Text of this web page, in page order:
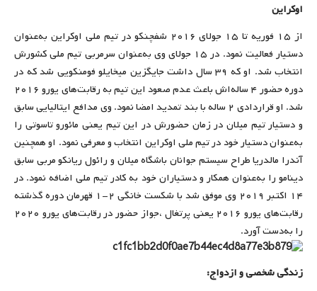
اوکراین
از ۱۵ فوریه تا ۱۵ جولای ۲۰۱۶ شفچنکو در تیم ملی اوکراین به‌عنوان
دستیار فعالیت نمود. در ۱۵ جولای وی به‌عنوان سرمربی تیم ملی کشورش
انتخاب شد. او که ۳۹ سال داشت جایگزین میخایلو فومنکویی شد که در
دوره حضور ۴ ساله‌اش باعث عدم صعود این تیم به رقابت‌های یورو ۲۰۱۶
شد. او قراردادی ۲ ساله با بند تمدید امضا نمود. وی مدافع ایتالیایی سابق
و دستیار تیم میلان در زمان حضورش در این تیم یعنی مائورو تاسوتی را
به‌عنوان دستیار خود در تیم ملی اوکراین انتخاب و معرفی نمود. او همچنین
آندرا مالدریا طراح سیستم جوانان باشگاه میلان و رائول ریانکو مربی سابق
دینامو را به‌عنوان همکار و دستیاران خود به کادر تیم ملی اضافه نمود. در
۱۴ اکتبر ۲۰۱۹ وی موفق شد با شکست خانگی ۲-۱ قهرمان دوره گذشته
رقابت‌های یورو ۲۰۱۶ یعنی پرتغال ،جواز حضور در رقابت‌های یورو ۲۰۲۰
را به‌دست آورد.
زندگی شخصی و ازدواج: